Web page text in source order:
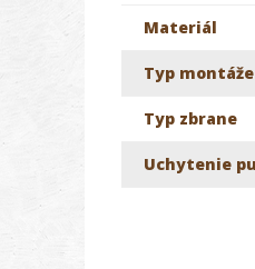
Materiál
Typ montáže
Typ zbrane
Uchytenie